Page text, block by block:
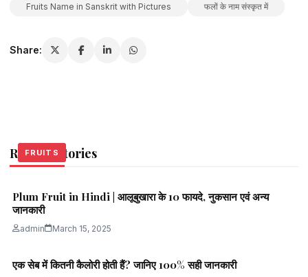
Fruits Name in Sanskrit with Pictures
फलों के नाम संस्कृत में
Share:
Related Stories
FRUITS
Plum Fruit in Hindi | आलूबुखारा के 10 फायदे, नुकसान एवं अन्य
जानकारी
admin March 15, 2025
FRUITS
एक सेब में कितनी कैलोरी होती हैं? जानिए 100% सही जानकारी
FRUITS